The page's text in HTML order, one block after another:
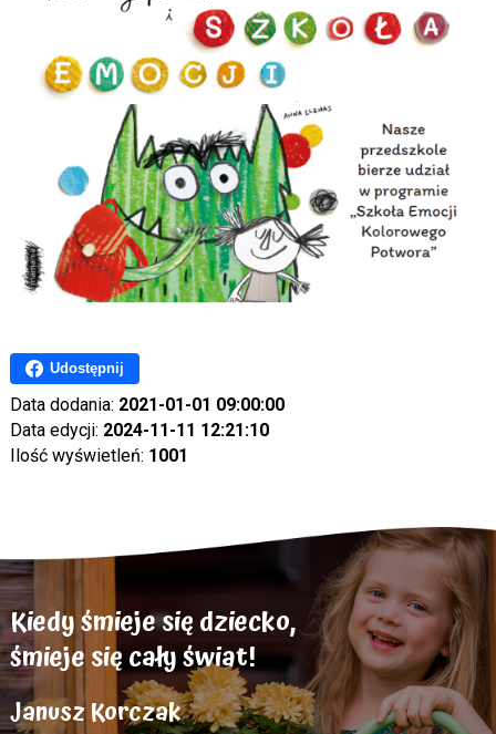
Udostępnij
Data dodania: 2021-01-01 09:00:00
Data edycji: 2024-11-11 12:21:10
Ilość wyświetleń: 1001
Kiedy śmieje się dziecko,
śmieje się cały świat!
Janusz Korczak